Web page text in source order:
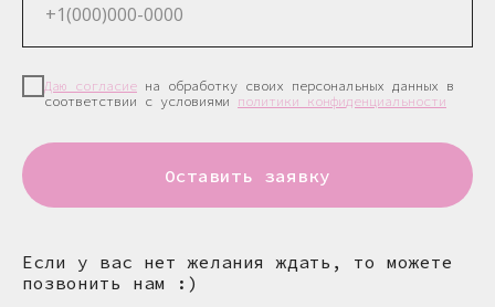
Даю согласие на обработку своих персональных данных в
соответствии с условиями политики конфиденциальности
Оставить заявку
Если у вас нет желания ждать, то можете
позвонить нам :)
+7 (962) 588-35-75